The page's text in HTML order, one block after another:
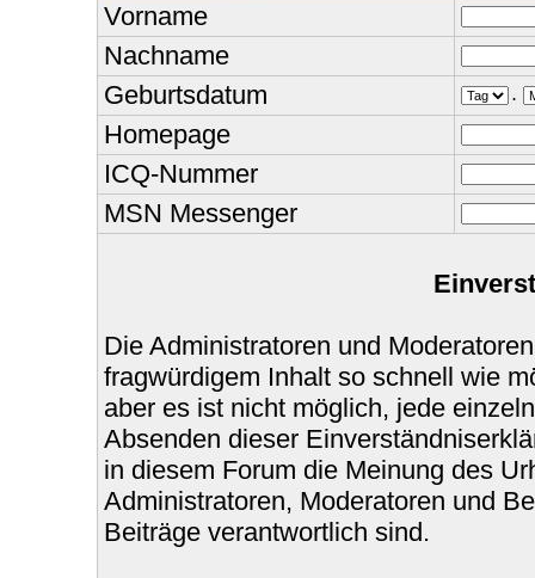
Vorname
Nachname
Geburtsdatum
.
Homepage
ICQ-Nummer
MSN Messenger
Die Administratoren und
fragwürdigem Inhalt so schnell wie
aber es ist nicht möglich, jede
Absenden dieser
in diesem Forum die Meinung des
Administratoren, Moderatoren und
Beiträge verantwortlich sind.